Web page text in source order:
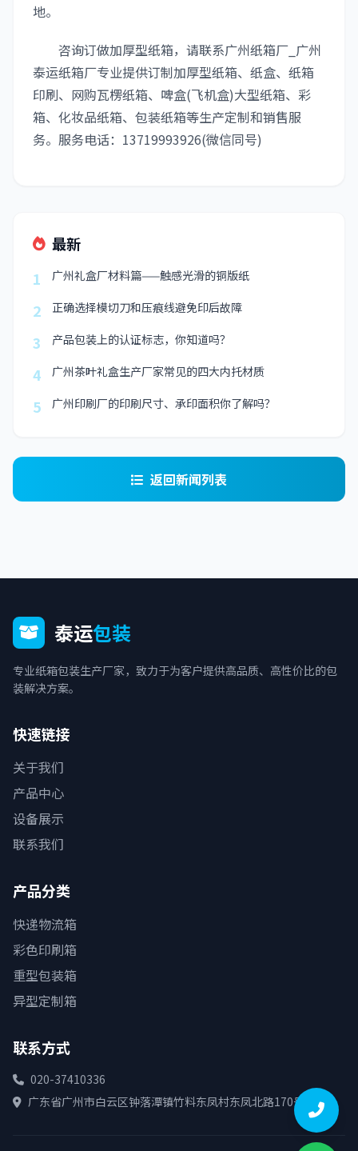
地。
咨询订做加厚型纸箱，请联系广州纸箱厂_广州
泰运纸箱厂专业提供订制加厚型纸箱、纸盒、纸箱
印刷、网购瓦楞纸箱、啤盒(飞机盒)大型纸箱、彩
箱、化妆品纸箱、包装纸箱等生产定制和销售服
务。服务电话：13719993926(微信同号)
最新
1
广州礼盒厂材料篇——触感光滑的铜版纸
2 正确选择模切刀和压痕线避免印后故障
3 产品包装上的认证标志，你知道吗？
4 广州茶叶礼盒生产厂家常见的四大内托材质
5 广州印刷厂的印刷尺寸、承印面积你了解吗？
返回新闻列表
泰运包装
专业纸箱包装生产厂家，致力于为客户提供高品质、高性价比的包
装解决方案。
快速链接
关于我们
产品中心
设备展示
联系我们
产品分类
快递物流箱
彩色印刷箱
重型包装箱
异型定制箱
联系方式
020-37410336
广东省广州市白云区钟落潭镇竹料东凤村东凤北路170号